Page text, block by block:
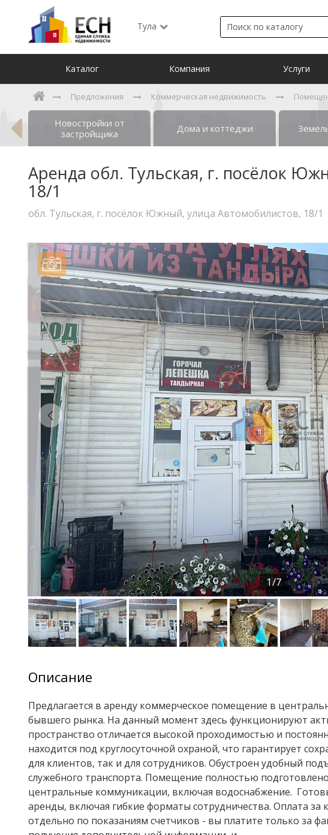
Тула
Каталог Компания Услуги
Предложения Коммерческая недвижимость
Новостройки от
застройщика
Дома и коттеджи
Аренда обл. Тульская, г. посёлок
18/1
обл. Тульская, г. посёлок Южный, улица Автомобилистов, 18/1
1/7
Описание
Предлагается в аренду коммерческое помещение в
бывшего рынка. На данный момент здесь функционируют
пространство отличается высокой проходимостью и
находится под круглосуточной охраной, что гарантирует
для клиентов, так и для сотрудников. Обустроен удобный
служебного транспорта. Помещение полностью
центральные коммуникации, включая водоснабжение.
аренды, включая гибкие форматы сотрудничества. Оплата за
отдельно по показаниям счетчиков - вы платите только за